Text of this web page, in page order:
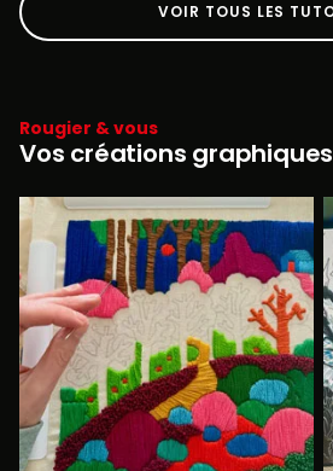
VOIR TOUS LES
Rougier & vous
Vos créations graphiques